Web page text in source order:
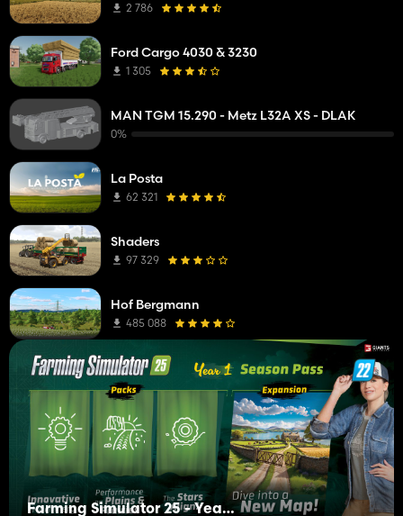
Farming Simulator 25 - Year 1 Bundle
2 786
Ford Cargo 4030 & 3230
1 305
MAN TGM 15.290 - Metz L32A XS - DLAK
0%
La Posta
62 321
Shaders
97 329
Hof Bergmann
485 088